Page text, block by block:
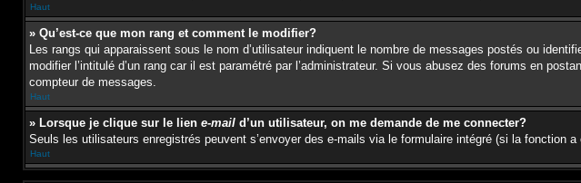
Haut
» Qu’est-ce que mon rang et comment le modifier?
Les rangs qui apparaissent sous le nom d’utilisateur indiquent le nombre de messages postés ou
modifier l’intitulé d’un rang car il est paramétré par l’administrateur. Si vous abusez des forums en
compteur de messages.
Haut
» Lorsque je clique sur le lien e-mail d’un utilisateur, on me demande de me connecter?
Seuls les utilisateurs enregistrés peuvent s’envoyer des e-mails via le formulaire intégré (si la fonction
Haut